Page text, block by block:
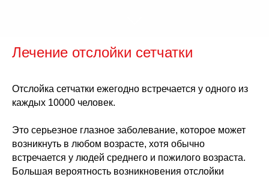
Лечение отслойки сетчатки
Отслойка сетчатки ежегодно встречается у одного из
каждых 10000 человек.
Это серьезное глазное заболевание, которое может
возникнуть в любом возрасте, хотя обычно
встречается у людей среднего и пожилого возраста.
Большая вероятность возникновения отслойки